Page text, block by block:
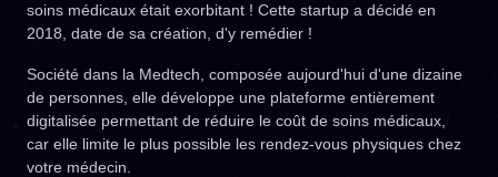
soins médicaux était exorbitant ! Cette startup a décidé en
2018, date de sa création, d'y remédier !
Société dans la Medtech, composée aujourd'hui d'une dizaine
de personnes, elle développe une plateforme entièrement
digitalisée permettant de réduire le coût de soins médicaux,
car elle limite le plus possible les rendez-vous physiques chez
votre médecin.